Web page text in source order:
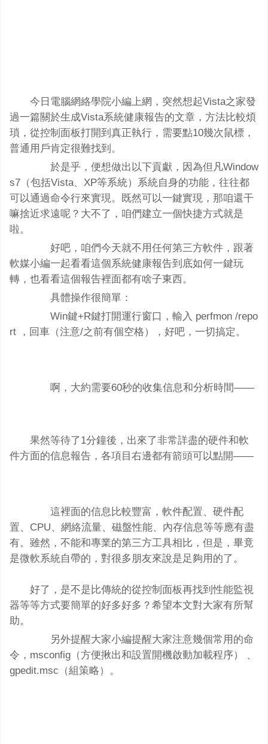
今日電腦網絡學院小編上網，突然想起Vista之家發
過一篇關於生成Vista系統健康報告的文章，方法比較煩
瑣，從控制面板打開到真正執行，需要點10幾次鼠標，
普通用戶肯定很難找到。
於是乎，便想做出以下貢獻，因為但凡Window
s7（包括Vista、XP等系統）系統自身的功能，往往都
可以通過命令行來實現。既然可以一鍵實現，那咱還干
嘛捨近求遠呢？大不了，咱們建立一個快捷方式就是
啦。
好吧，咱們今天就不用任何第三方軟件，跟著
軟媒小編一起看看這個系統健康報告到底如何一鍵玩
轉，也看看這個報告裡面都有啥子東西。
具體操作很簡單：
Win鍵+R鍵打開運行窗口，輸入 perfmon /repo
rt ，回車（注意/之前有個空格），好吧，一切搞定。
啊，大約需要60秒的收集信息和分析時間——
果然等待了1分鐘後，出來了非常詳盡的硬件和軟
件方面的信息報告，各項目右邊都有箭頭可以點開——
這裡面的信息比較豐富，軟件配置、硬件配
置、CPU、網絡流量、磁盤性能、內存信息等等應有盡
有。雖然，不能和專業的第三方工具相比，但是，畢竟
是微軟系統自帶的，對很多朋友來說是足夠用的了。
好了，是不是比傳統的從控制面板再找到性能監視
器等等方式要簡單的好多好多？希望本文對大家有所幫
助。
另外提醒大家小編提醒大家注意幾個常用的命
令，msconfig（方便揪出和設置開機啟動加載程序） 、
gpedit.msc（組策略）。